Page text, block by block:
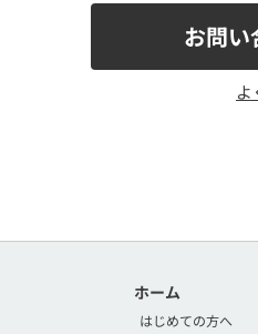
お問い
ホーム
はじめての方へ